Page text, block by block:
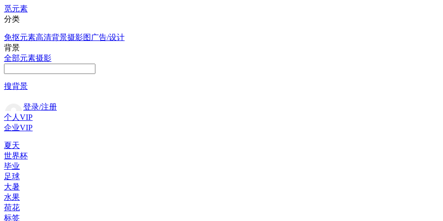
觅元素
分类
免抠元素高清背景摄影图 广告/设计
背景
全部元素摄影
搜背景
登录/注册
个人VIP
企业VIP
夏天
世界杯
毕业
足球
大暑
水果
荷花
标签